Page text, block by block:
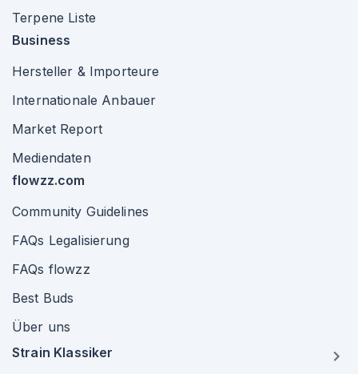
Terpene Liste
Business
Hersteller & Importeure
Internationale Anbauer
Market Report
Mediendaten
flowzz.com
Community Guidelines
FAQs Legalisierung
FAQs flowzz
Best Buds
Über uns
Strain Klassiker